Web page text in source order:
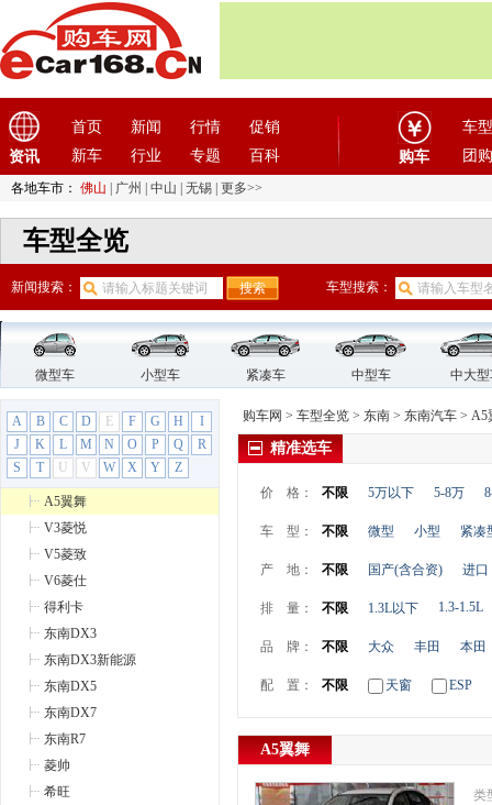
资讯
首页 新闻 行情
促销
新车
行业 专题 百科 购车
车型
团购
各地车市： 佛山 广州 中山 无锡 更多>>
车型全览
新闻搜索： 车型搜索：
微型车 小型车 紧凑车 中型车 中大
A B C D E F G H
I
J
K L M N O P Q
R
S
T U V W X Y Z
大乘汽车(5)
大发 (1)
大运汽车(1)
道奇
(3)
电动屋 (1)
电咖(1)
东风风度 (7)
东风风光(10)
东风风神(17)
东风风行(18)
东风纳米
东风瑞泰特
东风奕派(1)
东南 (12)
东南汽车(12)
A5翼舞
V3菱悦
V5菱致
V6菱仕
得利卡
东南DX3
东南DX3新能源
东南DX5
东南DX7
东南R7
菱帅
希旺
购车网 > 车型全览 > 东南 > 东南汽车 > A5
精准选车
价 格： 不限 5万以下 5-8万
车 型： 不限 微型 小型 紧凑
产 地： 不限 国产(含合资) 进口
排 量： 不限 1.3L以下 1.3-1.5L
品 牌： 不限 大众 丰田 本田
配 置： 不限 天窗 ESP
A5翼舞
类